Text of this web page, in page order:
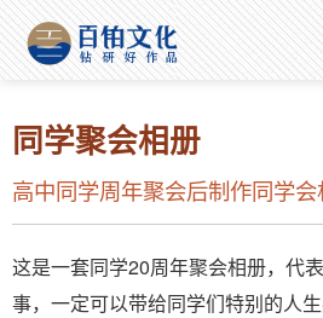
同学聚会相册
高中同学周年聚会后制作同学
这是一套同学20周年聚会相册，代
事，一定可以带给同学们特别的人